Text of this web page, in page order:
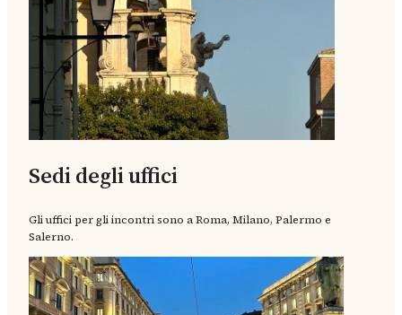
Sedi degli uffici
Gli uffici per gli incontri sono a Roma, Milano, Palermo e
Salerno.